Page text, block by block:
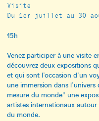
Visite
Du 1er juillet au 30
15h
Venez participer à une visite
découvrez deux expositions
et qui sont l’occasion d’un
une immersion dans
mesure du monde" une
artistes internationaux
du monde.